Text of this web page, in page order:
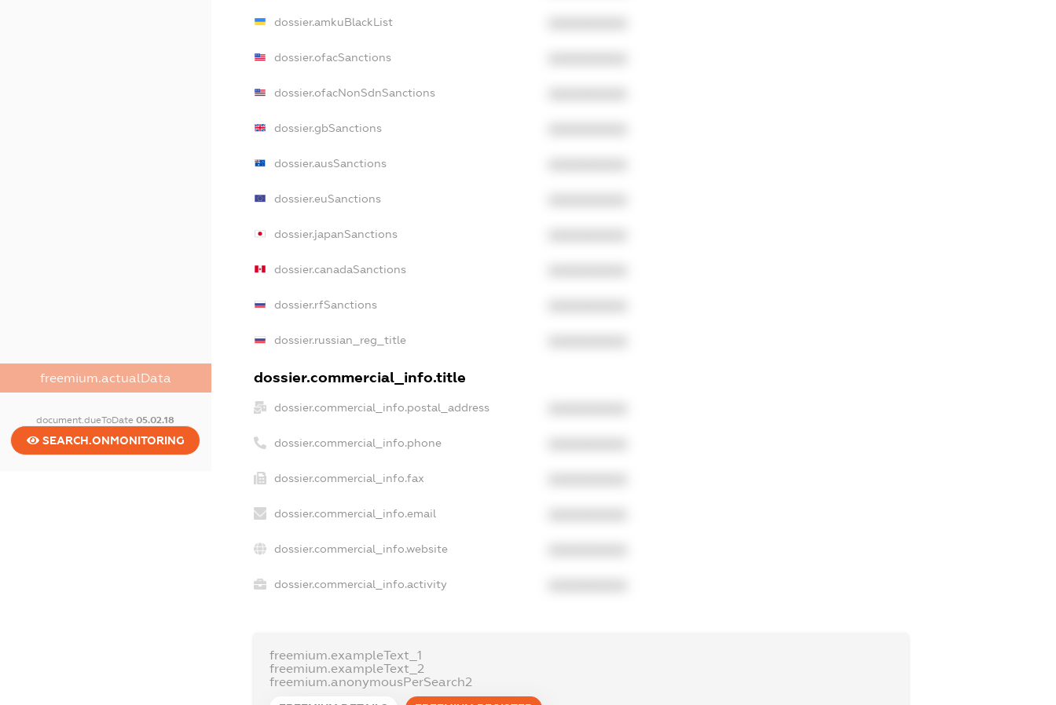
freemium.actualData
document.dueToDate05.02.18
SEARCH.ONMONITORING
dossier.amkuBlackList
dossier.ofacSanctions
dossier.ofacNonSdnSanctions
dossier.gbSanctions
dossier.ausSanctions
dossier.euSanctions
dossier.japanSanctions
dossier.canadaSanctions
dossier.rfSanctions
dossier.russian_reg_title
dossier.commercial_info.title
dossier.commercial_info.postal_address
dossier.commercial_info.phone
dossier.commercial_info.fax
dossier.commercial_info.email
dossier.commercial_info.website
dossier.commercial_info.activity
freemium.exampleText_1
freemium.exampleText_2
freemium.anonymousPerSearch2